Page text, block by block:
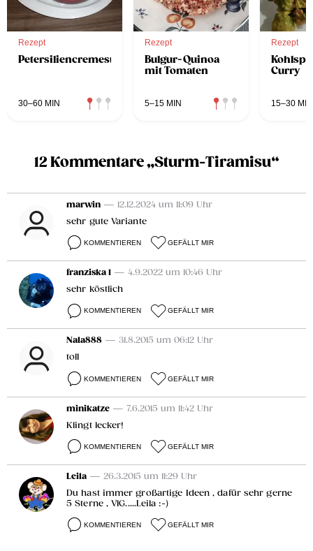
Rezept
Petersiliencremesuppe
30–60 MIN
Rezept
Bulgur-Quinoa
mit Tomaten
5–15 MIN
Rezept
Curry
15–30 MIN
12 Kommentare „Sturm-Tiramisu“
marwin — 12.12.2024 um 11:09 Uhr
sehr gute Variante
KOMMENTIEREN GEFÄLLT MIR
franziska 1 — 4.9.2022 um 10:46 Uhr
sehr köstlich
KOMMENTIEREN GEFÄLLT MIR
Nala888 — 31.8.2015 um 06:12 Uhr
toll
KOMMENTIEREN GEFÄLLT MIR
minikatze — 7.6.2015 um 11:42 Uhr
Klingt lecker!
KOMMENTIEREN GEFÄLLT MIR
Leila — 26.3.2015 um 11:29 Uhr
Du hast immer großartige Ideen , dafür sehr gerne
5 Sterne , VlG.....Leila :-)
KOMMENTIEREN GEFÄLLT MIR